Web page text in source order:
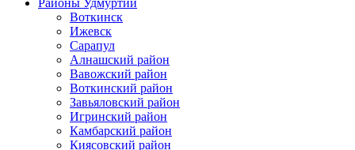
Районы Удмуртии
Воткинск
Ижевск
Сарапул
Алнашский район
Вавожский район
Воткинский район
Завьяловский район
Игринский район
Камбарский район
Киясовский район